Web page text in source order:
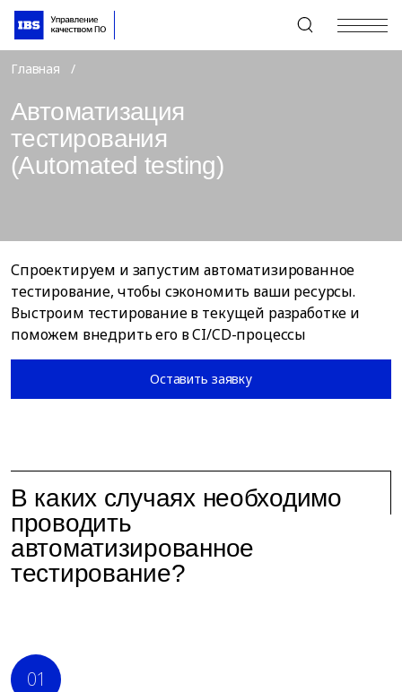
+7 (495) 967-80-80
Главная
Автоматизация
тестирования
(Automated testing)
Спроектируем и запустим автоматизированное
тестирование, чтобы сэкономить ваши ресурсы.
Выстроим тестирование в текущей разработке и
поможем внедрить его в CI/CD-процессы
Оставить заявку
В каких случаях необходимо
проводить
автоматизированное
тестирование?
01